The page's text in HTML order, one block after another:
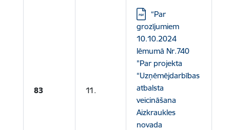
83 11.
Lejupielādēt:
“Par
grozījumiem
10.10.2024
lēmumā Nr.740
"Par projekta
“Uzņēmējdarbības
atbalsta
veicināšana
Aizkraukles
novada